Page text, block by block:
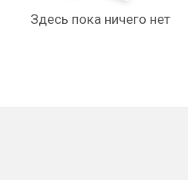
Здесь пока ничего нет